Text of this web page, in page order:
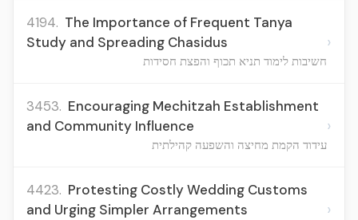
4194. The Importance of Frequent Tanya
Study and Spreading Chasidus
חשיבות לימוד תניא תכוף והפצת חסידות
›
3453. Encouraging Mechitzah Establishment
and Community Influence
עידוד הקמת מחיצה והשפעה קהילתית
›
4423. Protesting Costly Wedding Customs
and Urging Simpler Arrangements
›